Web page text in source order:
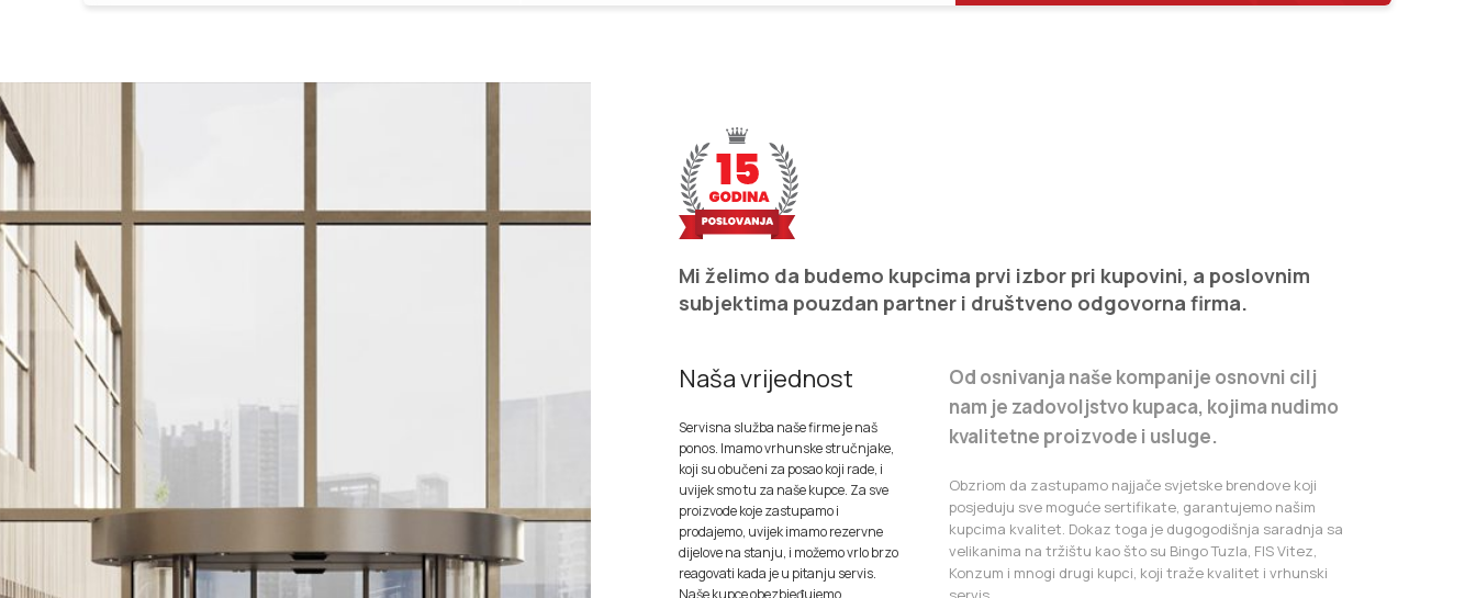
Mi želimo da budemo kupcima prvi izbor pri kupovini, a poslovnim
subjektima pouzdan partner i društveno odgovorna firma.
Naša vrijednost
Servisna služba naše firme je naš
ponos. Imamo vrhunske stručnjake,
koji su obučeni za posao koji rade, i
uvijek smo tu za naše kupce. Za sve
proizvode koje zastupamo i
prodajemo, uvijek imamo rezervne
dijelove na stanju, i možemo vrlo brzo
reagovati kada je u pitanju servis.
Naše kupce obezbjeđujemo
Od osnivanja naše kompanije osnovni cilj
nam je zadovoljstvo kupaca, kojima nudimo
kvalitetne proizvode i usluge.
Obzriom da zastupamo najjače svjetske brendove koji
posjeduju sve moguće sertifikate, garantujemo našim
kupcima kvalitet. Dokaz toga je dugogodišnja saradnja sa
velikanima na tržištu kao što su Bingo Tuzla, FIS Vitez,
Konzum i mnogi drugi kupci, koji traže kvalitet i vrhunski